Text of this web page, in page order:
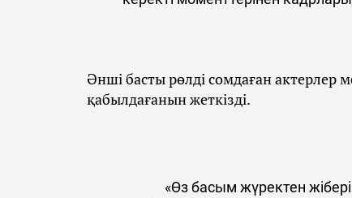
Әнші басты рөлді сомдаған
қабылдағанын жеткізді.
«Өз басым жүректен